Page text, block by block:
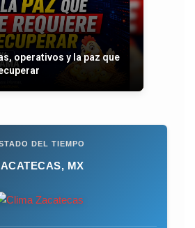
operativos y la paz que
DEL TIEMPO
MX